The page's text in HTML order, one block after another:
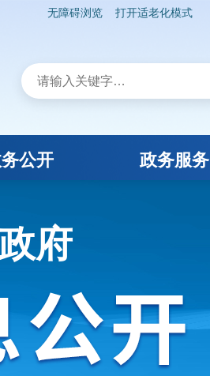
无障碍浏览 打开适老化模式
公开 政务服务
府